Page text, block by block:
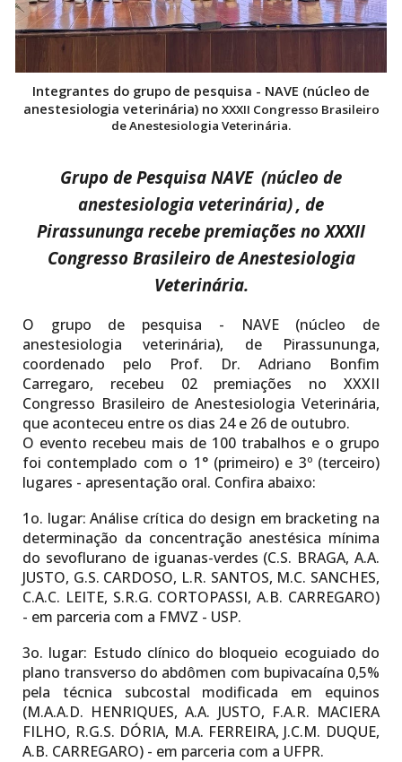
Integrantes do grupo de pesquisa - NAVE (núcleo de
anestesiologia veterinária) no XXXII Congresso Brasileiro
de Anestesiologia Veterinária.
Grupo de Pesquisa NAVE (núcleo de
anestesiologia veterinária), de
Pirassununga recebe premiações no XXXII
Congresso Brasileiro de Anestesiologia
Veterinária.
O grupo de pesquisa - NAVE (núcleo de
anestesiologia veterinária), de Pirassununga,
coordenado pelo Prof. Dr. Adriano Bonfim
Carregaro, recebeu 02 premiações no XXXII
Congresso Brasileiro de Anestesiologia Veterinária,
que aconteceu entre os dias 24 e 26 de outubro.
O evento recebeu mais de 100 trabalhos e o grupo
foi contemplado com o 1° (primeiro) e 3º (terceiro)
lugares - apresentação oral. Confira abaixo:
1o. lugar: Análise crítica do design em bracketing na
determinação da concentração anestésica mínima
do sevoflurano de iguanas-verdes (C.S. BRAGA, A.A.
JUSTO, G.S. CARDOSO, L.R. SANTOS, M.C. SANCHES,
C.A.C. LEITE, S.R.G. CORTOPASSI, A.B. CARREGARO)
- em parceria com a FMVZ - USP.
3o. lugar: Estudo clínico do bloqueio ecoguiado do
plano transverso do abdômen com bupivacaína 0,5%
pela técnica subcostal modificada em equinos
(M.A.A.D. HENRIQUES, A.A. JUSTO, F.A.R. MACIERA
FILHO, R.G.S. DÓRIA, M.A. FERREIRA, J.C.M. DUQUE,
A.B. CARREGARO) - em parceria com a UFPR.